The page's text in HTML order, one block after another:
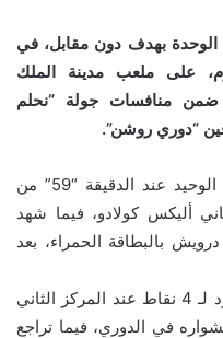
بهدف دون مقابل، في
على ملعب مدينة الملك
ضمن منافسات جولة “نحلم
“دوري روشن”.
واستطاع فريق الخلود تسجيل هدفه الوحيد عند الدقيقة “59” من
أليكس كولادو، فيما شهد
بالبطاقة الحمراء، بعد
وبهذه النتيجة ارتفع رصيد فريق الخلود لـ 4 نقاط عند المركز الثاني
في الدوري، فيما تراجع